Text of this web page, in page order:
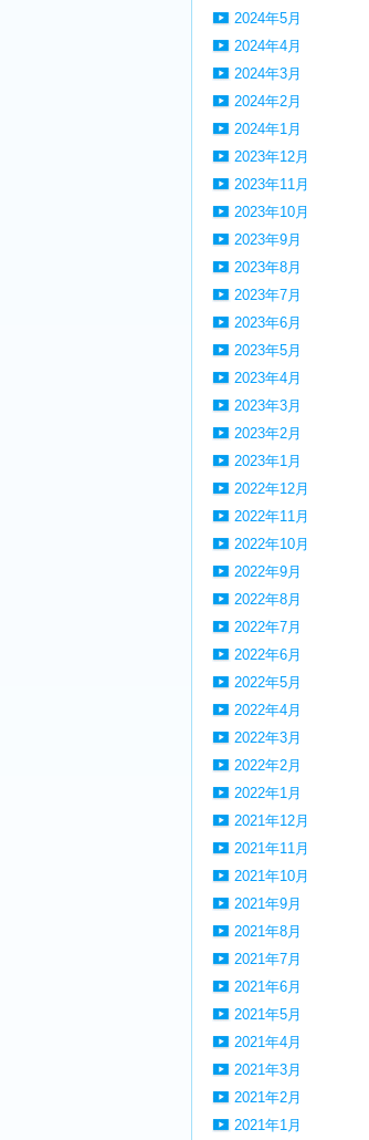
2024年5月
2024年4月
2024年3月
2024年2月
2024年1月
2023年12月
2023年11月
2023年10月
2023年9月
2023年8月
2023年7月
2023年6月
2023年5月
2023年4月
2023年3月
2023年2月
2023年1月
2022年12月
2022年11月
2022年10月
2022年9月
2022年8月
2022年7月
2022年6月
2022年5月
2022年4月
2022年3月
2022年2月
2022年1月
2021年12月
2021年11月
2021年10月
2021年9月
2021年8月
2021年7月
2021年6月
2021年5月
2021年4月
2021年3月
2021年2月
2021年1月